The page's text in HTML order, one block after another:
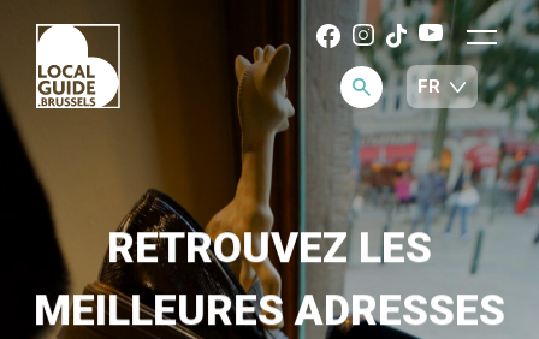
RETROUVEZ LES
MEILLEURES ADRESSES